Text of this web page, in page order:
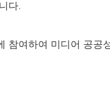
다.
여하여 미디어 공